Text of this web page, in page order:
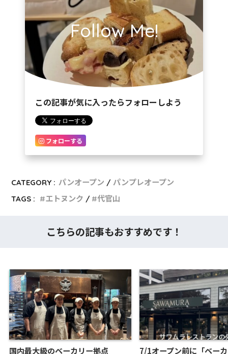
Follow Me!
この記事が気に入ったらフォローしよう
フォローする
CATEGORY : パンオープン
パンプレオープン
TAGS :
エトヌンク 代官山
こちらの記事もおすすめです！
国内最大級のベーカリー拠点
7/1オープン前に「ベー